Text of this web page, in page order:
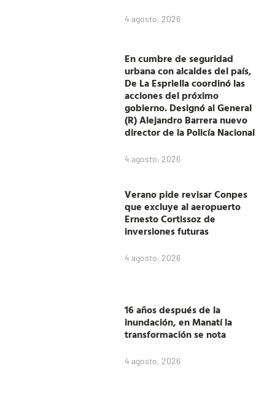
4 agosto, 2026
En cumbre de seguridad
urbana con alcaldes del país,
De La Espriella coordinó las
acciones del próximo
gobierno. Designó al General
(R) Alejandro Barrera nuevo
director de la Policía Nacional
4 agosto, 2026
Verano pide revisar Conpes
que excluye al aeropuerto
Ernesto Cortissoz de
inversiones futuras
4 agosto, 2026
16 años después de la
inundación, en Manatí la
transformación se nota
4 agosto, 2026